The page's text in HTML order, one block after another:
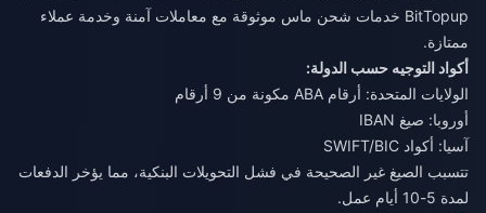
BitTopup خدمات شحن ماس موثوقة مع معاملات آمنة وخدمة عملاء
ممتازة.
أكواد التوجيه حسب الدولة:
الولايات المتحدة: أرقام ABA مكونة من 9 أرقام
أوروبا: صيغ IBAN
آسيا: أكواد SWIFT/BIC
تتسبب الصيغ غير الصحيحة في فشل التحويلات البنكية، مما يؤخر الدفعات
لمدة 5-10 أيام عمل.